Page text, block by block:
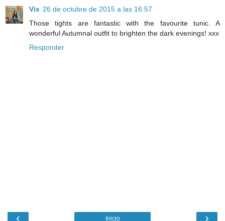
Vix 26 de octubre de 2015 a las 16:57
Those tights are fantastic with the favourite tunic. A
wonderful Autumnal outfit to brighten the dark evenings! xxx
Responder
‹ ›
Inicio